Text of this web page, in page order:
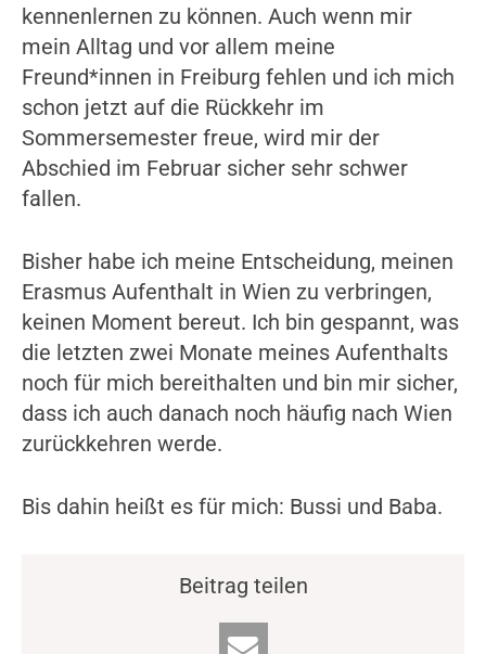
kennenlernen zu können. Auch wenn mir
mein Alltag und vor allem meine
Freund*innen in Freiburg fehlen und ich mich
schon jetzt auf die Rückkehr im
Sommersemester freue, wird mir der
Abschied im Februar sicher sehr schwer
fallen.
Bisher habe ich meine Entscheidung, meinen
Erasmus Aufenthalt in Wien zu verbringen,
keinen Moment bereut. Ich bin gespannt, was
die letzten zwei Monate meines Aufenthalts
noch für mich bereithalten und bin mir sicher,
dass ich auch danach noch häufig nach Wien
zurückkehren werde.
Bis dahin heißt es für mich: Bussi und Baba.
Beitrag teilen